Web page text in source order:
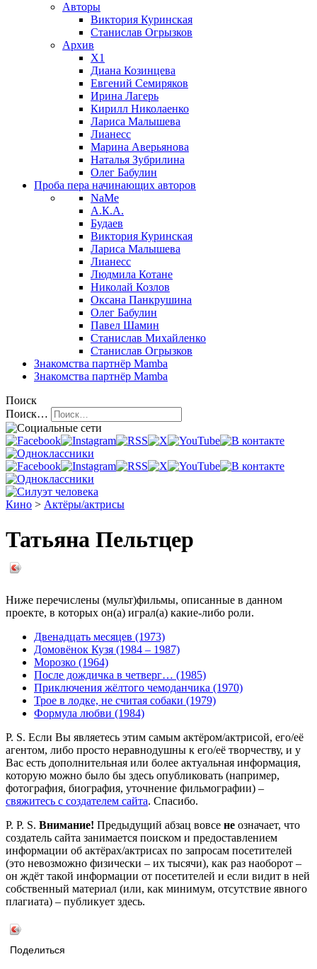
Авторы
Виктория Куринская
Станислав Огрызков
Архив
X1
Диана Козинцева
Евгений Семиряков
Ирина Лагерь
Кирилл Николаенко
Лариса Малышева
Лианесс
Марина Аверьянова
Наталья Зубрилина
Олег Бабулин
Проба пера начинающих авторов
NaMe
А.К.А.
Будаев
Виктория Куринская
Лариса Малышева
Лианесс
Людмила Котане
Николай Козлов
Оксана Панкрушина
Олег Бабулин
Павел Шамин
Станислав Михайленко
Станислав Огрызков
Знакомства партнёр Mamba
Знакомства партнёр Mamba
Поиск
Поиск…
Кино > Актёры/актрисы
Татьяна Пельтцер
Ниже перечислены (мульт)фильмы, описанные в данном
проекте, в которых он(а) играл(а) какие-либо роли.
Двенадцать месяцев (1973)
Домовёнок Кузя (1984 – 1987)
Морозко (1964)
После дождичка в четверг… (1985)
Приключения жёлтого чемоданчика (1970)
Трое в лодке, не считая собаки (1979)
Формула любви (1984)
P. S. Если Вы являетесь этим самым актёром/актрисой, его/её
агентом, либо просто неравнодушны к его/её творчеству, и у
Вас есть дополнительная или более актуальная информация,
которую можно было бы здесь опубликовать (например,
фотография, биография, уточнение фильмографии) –
свяжитесь с создателем сайта. Спасибо.
P. P. S. Внимание! Предыдущий абзац вовсе не означает, что
создатель сайта занимается поиском и предоставлением
информации об актёрах/актрисах по запросам посетителей
(это невозможно физически – их тысячи), как раз наоборот –
он ждёт такой информации от посетителей и если видит в ней
собственный материал (или, как минимум, отсутствие явного
плагиата) – публикует здесь.
Поделиться